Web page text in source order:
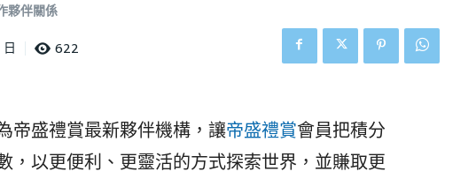
夥伴關係
622
帝盛禮賞最新夥伴機構，讓帝盛禮賞會員把積分
，以更便利、更靈活的方式探索世界，並賺取更